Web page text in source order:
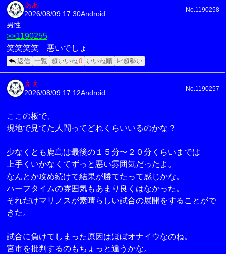
ああ
2026/08/09 17:30Android
No.1190258
男性
>>1190255
笑笑笑笑 悪いでしょ
返信 一覧 超いいね0 いいね順 📈超勢い
ええ
2026/08/09 17:12Android
No.1190257
ここの板で、
現地で見てた人間ってどれくらいいるのかな？
少なくとも鹿島は最後の１５分〜２０分くらいまでは
上手くいかなくてずっと悪い雰囲気だったよ。
なんとか攻め続けて結果が勝てたって感じかな。
ハーフタイムの雰囲気もあまり良くはなかった。
それだけマリノスが素晴らしい試合の展開をすることがで
きた。
試合に負けてしまった原因はほぼオナイウなのね。
宮市を批判するのもちょっと違うかな。